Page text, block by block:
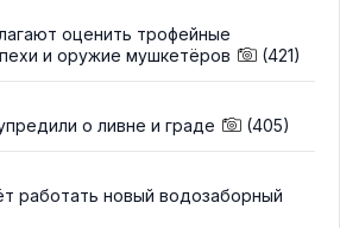
оценить трофейные
и оружие мушкетёров
(421)
о ливне и граде (405)
работать новый водозаборный